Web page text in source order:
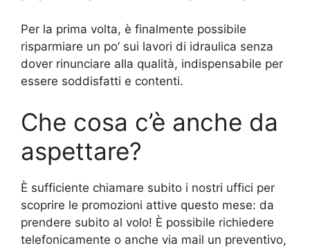
Per la prima volta, è finalmente possibile
risparmiare un po’ sui lavori di idraulica senza
dover rinunciare alla qualità, indispensabile per
essere soddisfatti e contenti.
Che cosa c’è anche da
aspettare?
È sufficiente chiamare subito i nostri uffici per
scoprire le promozioni attive questo mese: da
prendere subito al volo! È possibile richiedere
telefonicamente o anche via mail un preventivo,